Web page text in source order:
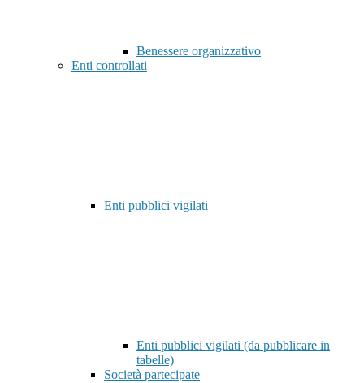
Benessere organizzativo
Enti controllati
Enti pubblici vigilati
Enti pubblici vigilati (da pubblicare in
tabelle)
Società partecipate